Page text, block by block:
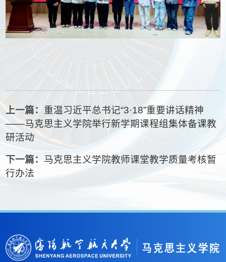
上一篇： 重温习近平总书记“3·18”重要讲话精神
——马克思主义学院举行新学期课程组集体备课教
研活动
下一篇： 马克思主义学院教师课堂教学质量考核暂
行办法